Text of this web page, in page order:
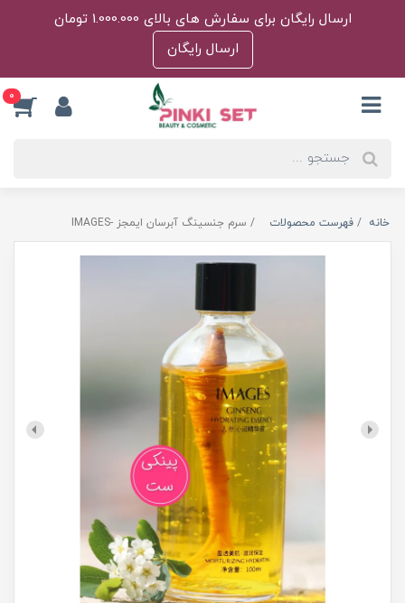
ارسال رایگان برای سفارش های بالای 1.000.000 تومان
ارسال رایگان
0
خانه فهرست محصولات سرم جنسینگ آبرسان ایمجز -IMAGES